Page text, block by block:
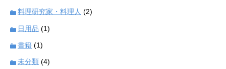
料理研究家・料理人 (2)
日用品 (1)
書籍 (1)
未分類 (4)